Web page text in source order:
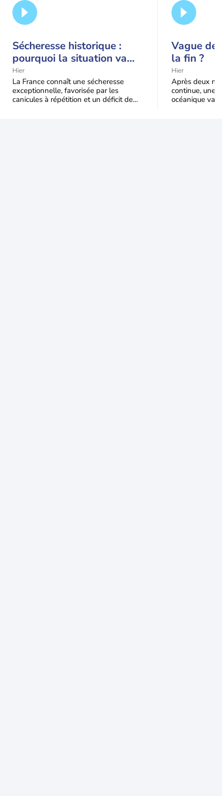
Sécheresse historique :
pourquoi la situation va
encore s'aggraver jusqu'à
la mi-août
Hier
La France connaît une sécheresse
exceptionnelle, favorisée par les
canicules à répétition et un déficit de
Vague de
la fin ?
Hier
Après deux
continue, une
océanique va